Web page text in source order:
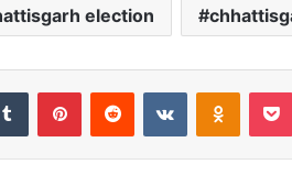
election
Tumblr PinterestReddit VKontakte